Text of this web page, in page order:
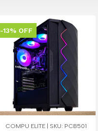
-13% OFF
COMPU ELITE | SKU: PCB501